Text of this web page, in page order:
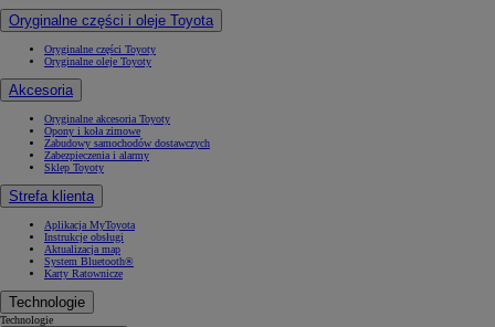
Oryginalne części i oleje Toyota
Oryginalne części Toyoty
Oryginalne oleje Toyoty
Akcesoria
Oryginalne akcesoria Toyoty
Opony i koła zimowe
Zabudowy samochodów dostawczych
Zabezpieczenia i alarmy
Sklep Toyoty
Strefa klienta
Aplikacja MyToyota
Instrukcje obsługi
Aktualizacja map
System Bluetooth®
Karty Ratownicze
Technologie
Technologie